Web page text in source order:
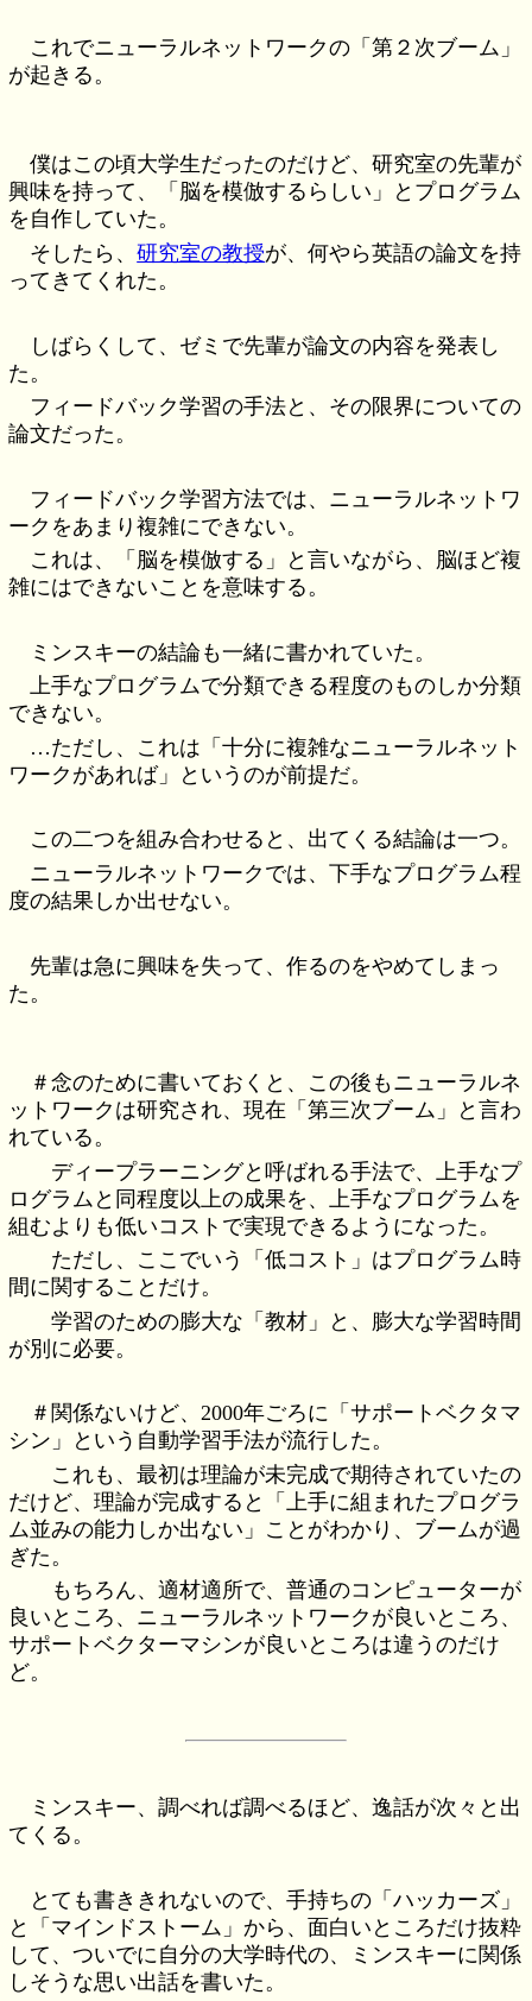
これでニューラルネットワークの「第２次ブーム」
が起きる。
僕はこの頃大学生だったのだけど、研究室の先輩が
興味を持って、「脳を模倣するらしい」とプログラム
を自作していた。
そしたら、研究室の教授が、何やら英語の論文を持
ってきてくれた。
しばらくして、ゼミで先輩が論文の内容を発表し
た。
フィードバック学習の手法と、その限界についての
論文だった。
フィードバック学習方法では、ニューラルネットワ
ークをあまり複雑にできない。
これは、「脳を模倣する」と言いながら、脳ほど複
雑にはできないことを意味する。
ミンスキーの結論も一緒に書かれていた。
上手なプログラムで分類できる程度のものしか分類
できない。
…ただし、これは「十分に複雑なニューラルネット
ワークがあれば」というのが前提だ。
この二つを組み合わせると、出てくる結論は一つ。
ニューラルネットワークでは、下手なプログラム程
度の結果しか出せない。
先輩は急に興味を失って、作るのをやめてしまっ
た。
＃念のために書いておくと、この後もニューラルネ
ットワークは研究され、現在「第三次ブーム」と言わ
れている。
ディープラーニングと呼ばれる手法で、上手なプ
ログラムと同程度以上の成果を、上手なプログラムを
組むよりも低いコストで実現できるようになった。
ただし、ここでいう「低コスト」はプログラム時
間に関することだけ。
学習のための膨大な「教材」と、膨大な学習時間
が別に必要。
＃関係ないけど、2000年ごろに「サポートベクタマ
シン」という自動学習手法が流行した。
これも、最初は理論が未完成で期待されていたの
だけど、理論が完成すると「上手に組まれたプログラ
ム並みの能力しか出ない」ことがわかり、ブームが過
ぎた。
もちろん、適材適所で、普通のコンピューターが
良いところ、ニューラルネットワークが良いところ、
サポートベクターマシンが良いところは違うのだけ
ど。
ミンスキー、調べれば調べるほど、逸話が次々と出
てくる。
とても書ききれないので、手持ちの「ハッカーズ」
と「マインドストーム」から、面白いところだけ抜粋
して、ついでに自分の大学時代の、ミンスキーに関係
しそうな思い出話を書いた。